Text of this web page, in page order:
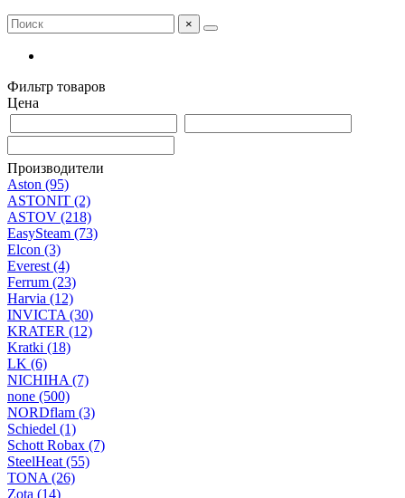
×
Фильтр товаров
Цена
Производители
Aston (95)
ASTONIT (2)
ASTOV (218)
EasySteam (73)
Elcon (3)
Everest (4)
Ferrum (23)
Harvia (12)
INVICTA (30)
KRATER (12)
Kratki (18)
LK (6)
NICHIHA (7)
none (500)
NORDflam (3)
Schiedel (1)
Schott Robax (7)
SteelHeat (55)
TONA (26)
Zota (14)